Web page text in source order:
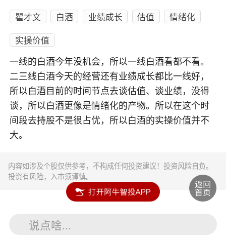
瞿才文 白酒 业绩成长 估值
情绪化
实操价值
一线的白酒今年没机会，所以一线白酒看都不看。
二三线白酒今天的经营还有业绩成长都比一线好，
所以白酒目前的时间节点去谈估值、谈业绩，没得
谈，所以白酒更像是情绪化的产物。所以在这个时
间段去持股不是很占优，所以白酒的实操价值并不
大。
内容如涉及个股仅供参考，不构成任何投资建议！投资风险自负。
投资有风险，入市须谨慎。
说点啥...